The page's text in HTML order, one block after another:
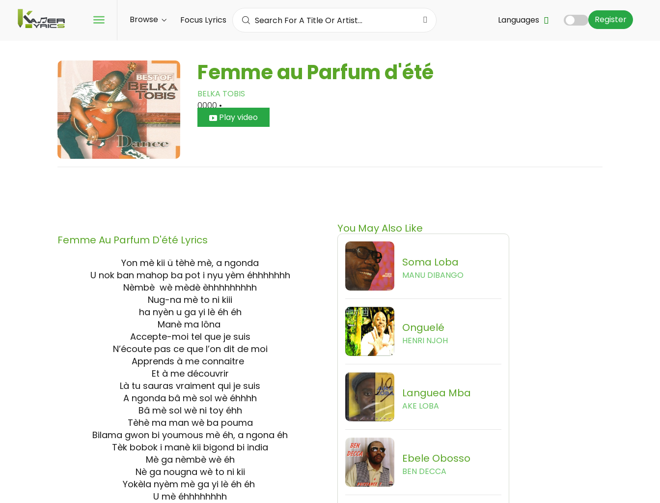
Register
Browse Focus Lyrics Languages
Femme au Parfum d'été
BELKA TOBIS
0000•
Play video
Femme Au Parfum D'été Lyrics
Yon mè kii ü tèhè mè, a ngonda
U nok ban mahop ba pot i nyu yèm éhhhhhhh
Nèmbè wè mèdè èhhhhhhhhh
Nug-na mè to ni kiii
ha nyèn u ga yi lè éh éh
Manè ma lôna
Accepte-moi tel que je suis
N’écoute pas ce que l’on dit de moi
Apprends à me connaitre
Et à me découvrir
Là tu sauras vraiment qui je suis
A ngonda bâ mè sol wè éhhhh
Bâ mè sol wè ni toy éhh
Tèhè ma man wè ba pouma
Bilama gwon bi youmous mè éh, a ngona éh
Tèk bobok i manè kii bigond bi india
Mè ga nèmbè wè éh
Nè ga nougna wè to ni kii
Yokèla nyèm mè ga yi lè éh éh
U mè éhhhhhhhh
You May Also Like
Soma Loba
MANU DIBANGO
Onguelé
HENRI NJOH
Languea Mba
AKE LOBA
Ebele Obosso
BEN DECCA